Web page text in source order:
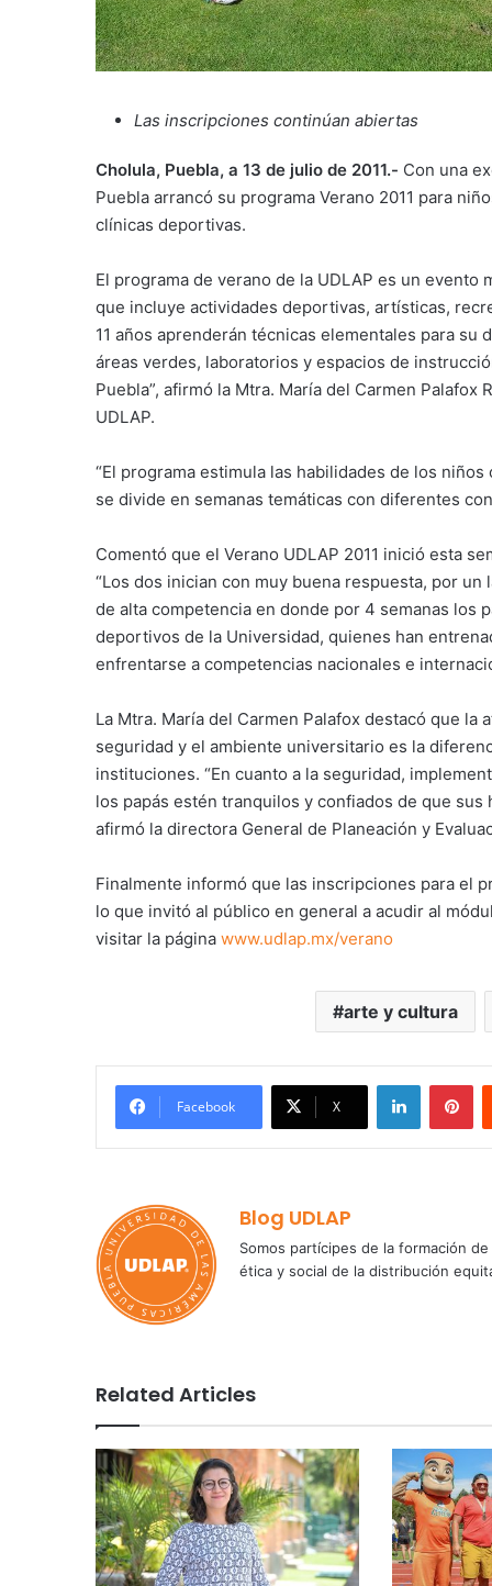
Las inscripciones continúan abiertas
Cholula, Puebla, a 13 de julio de 2011.- Con una
Puebla arrancó su programa Verano 2011 para
clínicas deportivas.
El programa de verano de la UDLAP es un
que incluye actividades deportivas, artísticas,
11 años aprenderán técnicas elementales para
áreas verdes, laboratorios y espacios de
Puebla”, afirmó la Mtra. María del Carmen
UDLAP.
“El programa estimula las habilidades de los
se divide en semanas temáticas con diferentes
Comentó que el Verano UDLAP 2011 inició esta
“Los dos inician con muy buena respuesta, por
de alta competencia en donde por 4 semanas los
deportivos de la Universidad, quienes han
enfrentarse a competencias nacionales e
La Mtra. María del Carmen Palafox destacó que
seguridad y el ambiente universitario es la
instituciones. “En cuanto a la seguridad,
los papás estén tranquilos y confiados de que
afirmó la directora General de Planeación y
Finalmente informó que las inscripciones para el
lo que invitó al público en general a acudir al
visitar la página www.udlap.mx/verano
arte y cultura
Facebook X
LinkedIn
Blog UDLAP
Somos partícipes de la formación
ética y social de la distribución
Related Articles